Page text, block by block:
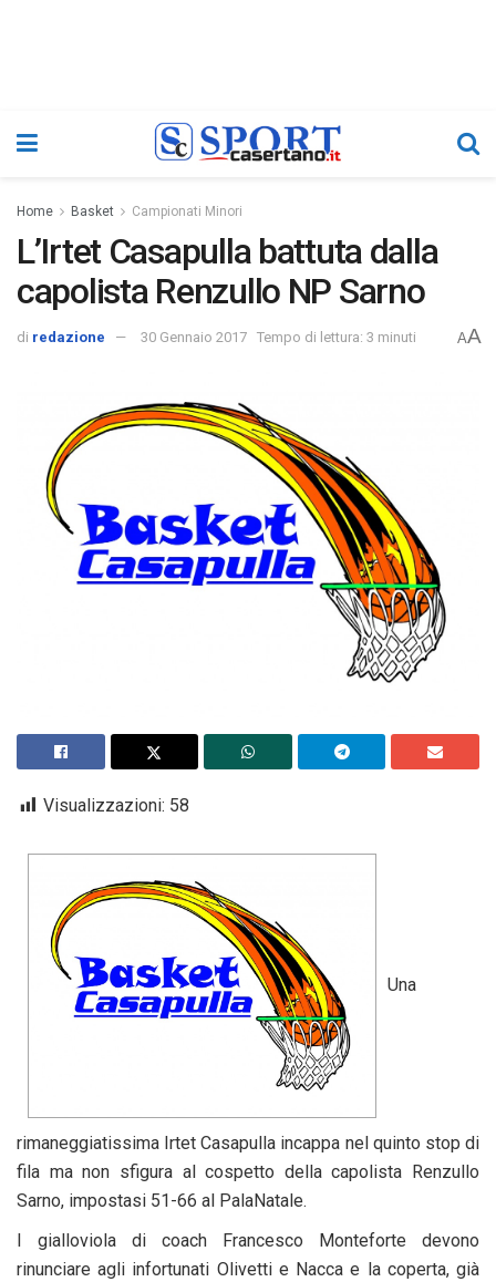
Home Basket Campionati Minori
L’Irtet Casapulla battuta dalla
capolista Renzullo NP Sarno
di redazione 30 Gennaio 2017 Tempo di lettura: 3 minuti AA
Visualizzazioni: 58
Una
rimaneggiatissima Irtet Casapulla incappa nel quinto stop di
fila ma non sfigura al cospetto della capolista Renzullo
Sarno, impostasi 51-66 al PalaNatale.
I gialloviola di coach Francesco Monteforte devono
rinunciare agli infortunati Olivetti e Nacca e la coperta, già